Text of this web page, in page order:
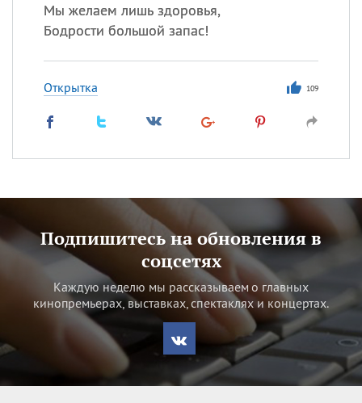
Мы желаем лишь здоровья,
Бодрости большой запас!
Открытка 109
Подпишитесь на обновления в
соцсетях
Каждую неделю мы рассказываем о главных
кинопремьерах, выставках, спектаклях и концертах.